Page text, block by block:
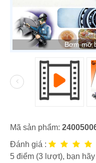
Bơm mỡ
Mã sản phẩm:
Đánh giá :
5 điểm (3 lượt), bạn